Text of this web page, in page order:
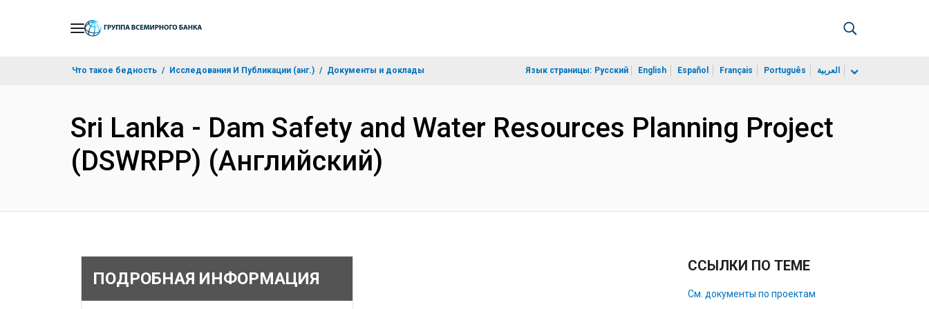
Что такое бедность Исследования И Публикации (анг.) Документы и доклады Язык страницы: Русский English Español Français Português العربية
Sri Lanka - Dam Safety and Water Resources Planning Project
(DSWRPP) (Английский)
ПОДРОБНАЯ ИНФОРМАЦИЯ
ССЫЛКИ ПО ТЕМЕ
См. документы по проектам